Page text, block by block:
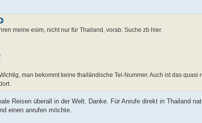
meine esim, nicht nur für Thailand, vorab. Suche zb hier.
man bekommt keine thailändische Tel-Nummer. Auch ist das
Reisen überall in der Welt. Danke. Für Anrufe direkt in Thailand
einen anrufen möchte.